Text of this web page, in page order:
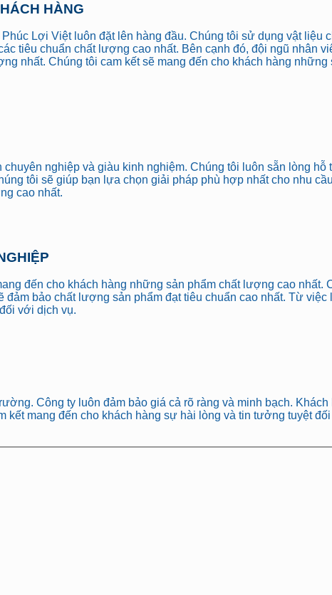
HÀNG
Lợi Việt luôn đặt lên hàng đầu. Chúng tôi sử dụng vật
tiêu chuẩn chất lượng cao nhất. Bên cạnh đó, đội ngũ nhân
nhất. Chúng tôi cam kết sẽ mang đến cho khách hàng
nghiệp và giàu kinh nghiệm. Chúng tôi luôn sẵn lòng
tôi sẽ giúp bạn lựa chọn giải pháp phù hợp nhất cho nhu
cao nhất.
đến cho khách hàng những sản phẩm chất lượng cao nhất.
bảo chất lượng sản phẩm đạt tiêu chuẩn cao nhất. Từ
với dịch vụ.
Công ty luôn đảm bảo giá cả rõ ràng và minh bạch.
mang đến cho khách hàng sự hài lòng và tin tưởng tuyệt